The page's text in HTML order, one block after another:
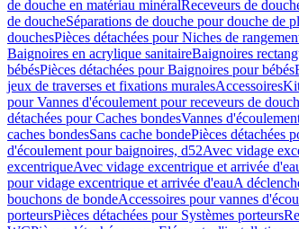
de douche en matériau minéralReceveurs de
de doucheSéparations de douche pour douche de
douchesPièces détachées pour Niches de
Baignoires en acrylique sanitaireBaignoires
bébésPièces détachées pour Baignoires pour bébés
jeux de traverses et fixations muralesAccessoires
pour Vannes d'écoulement pour receveurs de
détachées pour Caches bondesVannes
caches bondesSans cache bondePièces détachées
d'écoulement pour baignoires, d52Avec vidage
excentriqueAvec vidage excentrique et arrivée
pour vidage excentrique et arrivée d'eauA
bouchons de bondeAccessoires pour vannes
porteursPièces détachées pour Systèmes porteurs